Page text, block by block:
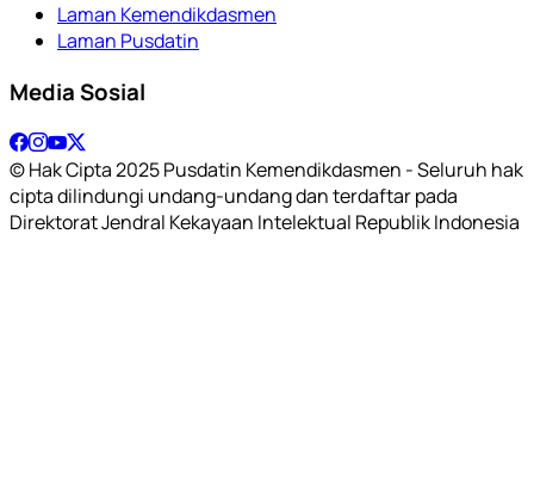
Laman Kemendikdasmen
Laman Pusdatin
Media Sosial
© Hak Cipta 2025 Pusdatin Kemendikdasmen - Seluruh hak
cipta dilindungi undang-undang dan terdaftar pada
Direktorat Jendral Kekayaan Intelektual Republik Indonesia